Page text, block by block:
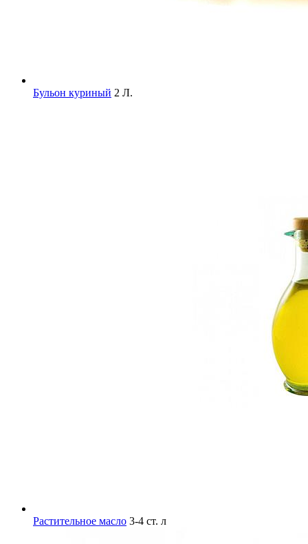
Бульон куриный 2 Л.
Растительное масло 3-4 ст. л